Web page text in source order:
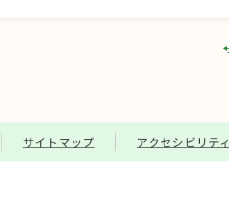
サイトマップ アクセシビリティ